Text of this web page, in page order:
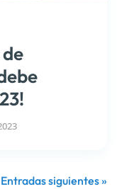
Entradas siguientes »